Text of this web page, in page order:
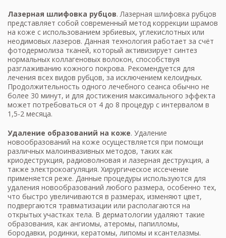
Лазерная шлифовка рубцов. Лазерная шлифовка рубцов
представляет собой современный метод коррекции шрамов
на коже с использованием эрбиевых, углекислотных или
неодимовых лазеров. Данная технология работает за счёт
фотодермолиза тканей, который активизирует синтез
нормальных коллагеновых волокон, способствуя
разглаживанию кожного покрова. Рекомендуется для
лечения всех видов рубцов, за исключением келоидных.
Продолжительность одного лечебного сеанса обычно не
более 30 минут, и для достижения максимального эффекта
может потребоваться от 4 до 8 процедур с интервалом в
1,5-2 месяца.
Удаление образований на коже. Удаление
новообразований на коже осуществляется при помощи
различных малоинвазивных методов, таких как
криодеструкция, радиоволновая и лазерная деструкция, а
также электрокоагуляция. Хирургическое иссечение
применяется реже. Данные процедуры используются для
удаления новообразований любого размера, особенно тех,
что быстро увеличиваются в размерах, изменяют цвет,
подвергаются травматизации или располагаются на
открытых участках тела. В дерматологии удаляют такие
образования, как ангиомы, атеромы, папилломы,
бородавки, родинки, кератомы, липомы и ксантелазмы.